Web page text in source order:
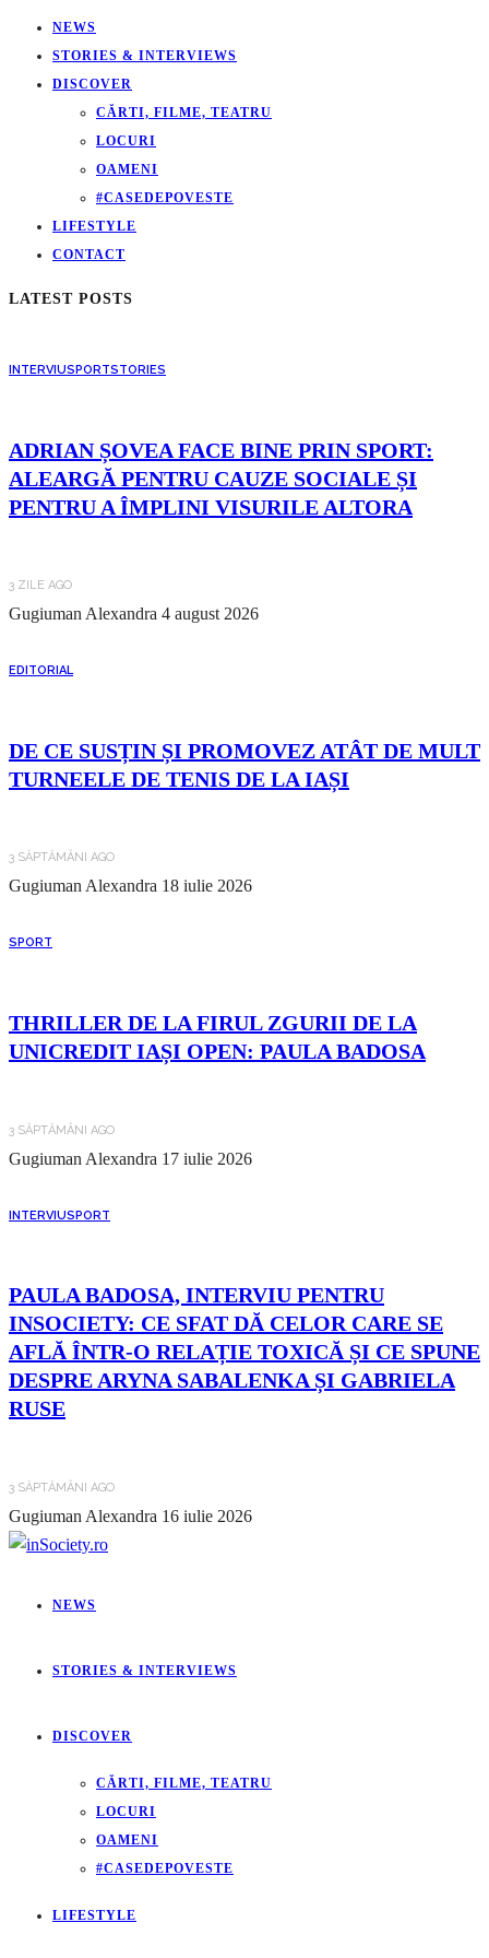
NEWS
STORIES & INTERVIEWS
DISCOVER
CĂRTI, FILME, TEATRU
LOCURI
OAMENI
#CASEDEPOVESTE
LIFESTYLE
CONTACT
LATEST POSTS
INTERVIUSPORTSTORIES
ADRIAN ȘOVEA FACE BINE PRIN SPORT:
ALEARGĂ PENTRU CAUZE SOCIALE ȘI
PENTRU A ÎMPLINI VISURILE ALTORA
3 ZILE AGO
Gugiuman Alexandra 4 august 2026
EDITORIAL
DE CE SUSȚIN ȘI PROMOVEZ ATÂT DE MULT
TURNEELE DE TENIS DE LA IAȘI
3 SĂPTĂMÂNI AGO
Gugiuman Alexandra 18 iulie 2026
SPORT
THRILLER DE LA FIRUL ZGURII DE LA
UNICREDIT IAȘI OPEN: PAULA BADOSA
3 SĂPTĂMÂNI AGO
Gugiuman Alexandra 17 iulie 2026
INTERVIUSPORT
PAULA BADOSA, INTERVIU PENTRU
INSOCIETY: CE SFAT DĂ CELOR CARE SE
AFLĂ ÎNTR-O RELAȚIE TOXICĂ ȘI CE SPUNE
DESPRE ARYNA SABALENKA ȘI GABRIELA
RUSE
3 SĂPTĂMÂNI AGO
Gugiuman Alexandra 16 iulie 2026
NEWS
STORIES & INTERVIEWS
DISCOVER
CĂRTI, FILME, TEATRU
LOCURI
OAMENI
#CASEDEPOVESTE
LIFESTYLE